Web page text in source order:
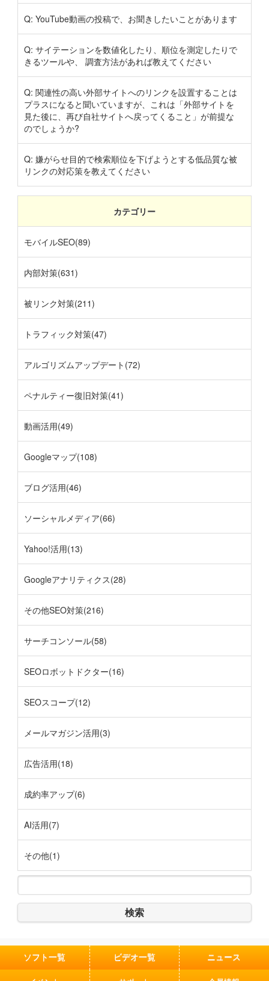
Q: YouTube動画の投稿で、お聞きしたいことがあります
Q: サイテーションを数値化したり、順位を測定したりで
きるツールや、 調査方法があれば教えてください
Q: 関連性の高い外部サイトへのリンクを設置することは
プラスになると聞いていますが、これは「外部サイトを
見た後に、再び自社サイトへ戻ってくること」が前提な
のでしょうか?
Q: 嫌がらせ目的で検索順位を下げようとする低品質な被
リンクの対応策を教えてください
カテゴリー
モバイルSEO(89)
内部対策(631)
被リンク対策(211)
トラフィック対策(47)
アルゴリズムアップデート(72)
ペナルティー復旧対策(41)
動画活用(49)
Googleマップ(108)
ブログ活用(46)
ソーシャルメディア(66)
Yahoo!活用(13)
Googleアナリティクス(28)
その他SEO対策(216)
サーチコンソール(58)
SEOロボットドクター(16)
SEOスコープ(12)
メールマガジン活用(3)
広告活用(18)
成約率アップ(6)
AI活用(7)
その他(1)
検索
ソフト一覧 ビデオ一覧 ニュース